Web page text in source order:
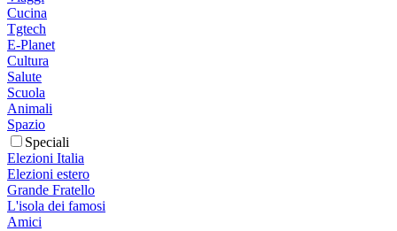
Cucina
Tgtech
E-Planet
Cultura
Salute
Scuola
Animali
Spazio
Speciali
Elezioni Italia
Elezioni estero
Grande Fratello
L'isola dei famosi
Amici